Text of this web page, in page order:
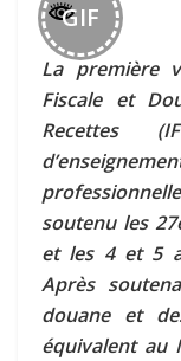
GIF
La première
Fiscale et
Recettes
soutenu les
et les 4 et 5
Après
douane et
équivalent au